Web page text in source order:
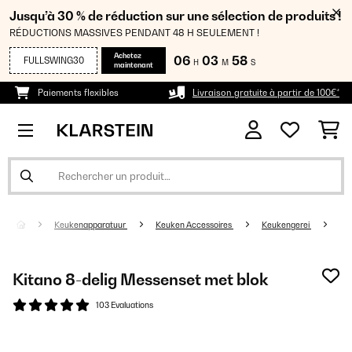
Jusqu’à 30 % de réduction sur une sélection de produits !
RÉDUCTIONS MASSIVES PENDANT 48 H SEULEMENT !
FULLSWING30
Achetez
maintenant
06 H 03 M 57 S
Paiements flexibles Livraison gratuite à partir de 100€*
Keukenapparatuur Keuken Accessoires Keukengerei
Kitano 8-delig Messenset met blok
103 Evaluations